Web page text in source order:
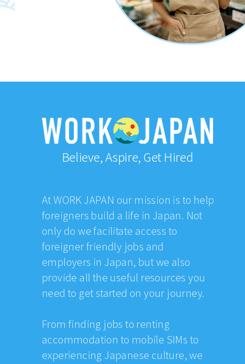
Believe, Aspire, Get Hired
At WORK JAPAN our mission is to help
foreigners build a life in Japan. Not
only do we facilitate access to
foreigner friendly jobs and
employers in Japan, but we also
provide all the useful resources you
need to get started on your journey.
From finding jobs to renting
accommodation to mobile SIMs to
experiencing Japanese culture, we